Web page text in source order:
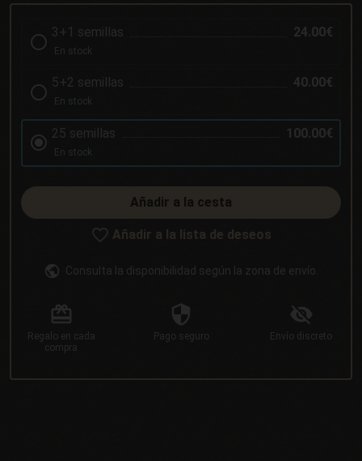
3+1 semillas 24.00€
En stock
5+2 semillas 40.00€
En stock
25 semillas 100.00€
En stock
Añadir a la cesta
Añadir a la lista de deseos
Consulta la disponibilidad según la zona de envío.
Regalo en cada
compra
Pago seguro Envío discreto